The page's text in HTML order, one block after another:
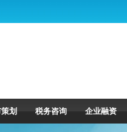
划 税务咨询 企业融资